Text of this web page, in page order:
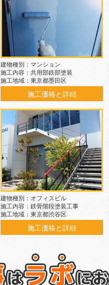
建物種別：マンション
施工内容：共用部鉄部塗装
施工地域：東京都墨田区
施工価格と詳細
建物種別：オフィスビル
施工内容：鉄骨階段塗装工事
施工地域：東京都渋谷区
施工価格と詳細